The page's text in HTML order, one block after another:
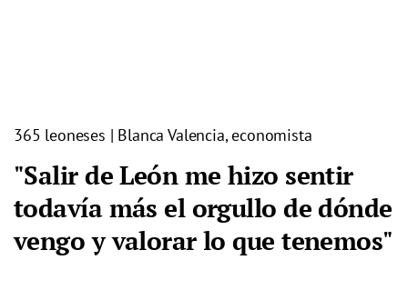
365 leoneses | Blanca Valencia, economista
"Salir de León me hizo sentir
todavía más el orgullo de dónde
vengo y valorar lo que tenemos"